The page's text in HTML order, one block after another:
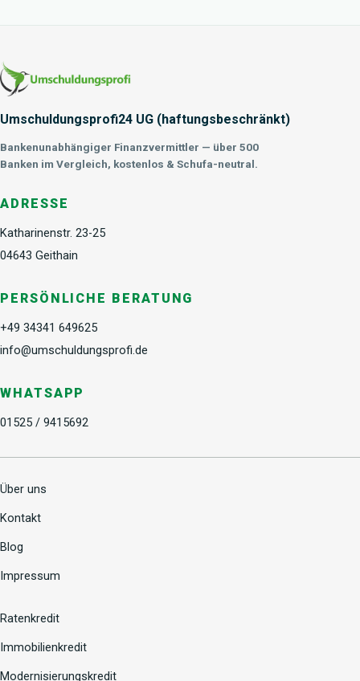
Umschuldungsprofi24 UG (haftungsbeschränkt)
Bankenunabhängiger Finanzvermittler — über 500
Banken im Vergleich, kostenlos & Schufa-neutral.
ADRESSE
Katharinenstr. 23-25
04643 Geithain
PERSÖNLICHE BERATUNG
+49 34341 649625
info@umschuldungsprofi.de
WHATSAPP
01525 / 9415692
Über uns
Kontakt
Blog
Impressum
Ratenkredit
Immobilienkredit
Modernisierungskredit